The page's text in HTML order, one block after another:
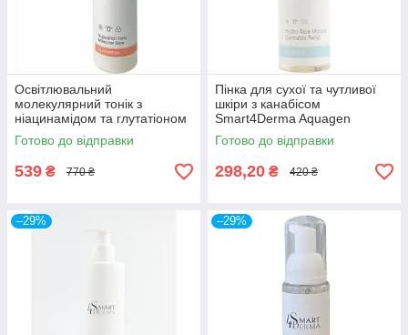
Освітлювальний
молекулярний тонік з
ніацинамідом та глутатіоном
Smart4Derma Illumination N-
glutation Tonic Molecular Glow
Готово до відправки
539 ₴ 770 ₴
Пінка для сухої та чутливої
шкіри з канабісом
Smart4Derma Aquagen
HYDRO ALOE MOUSSE
CANNABIS RELIEF
Готово до відправки
298,20 ₴ 420 ₴
–29% –29%